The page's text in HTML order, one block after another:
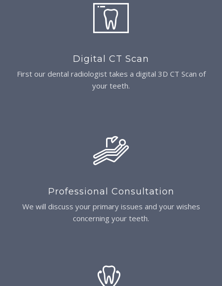
Digital CT Scan
First our dental radiologist takes a digital 3D CT Scan of
your teeth.
Professional Consultation
We will discuss your primary issues and your wishes
concerning your teeth.